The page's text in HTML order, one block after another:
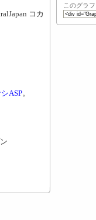
コカ
ASP。
このグラ